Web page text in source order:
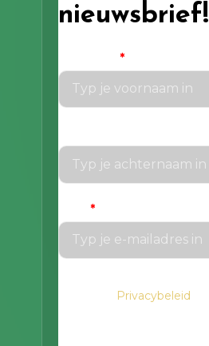
nieuwsbrief!
*
*
Privacybeleid